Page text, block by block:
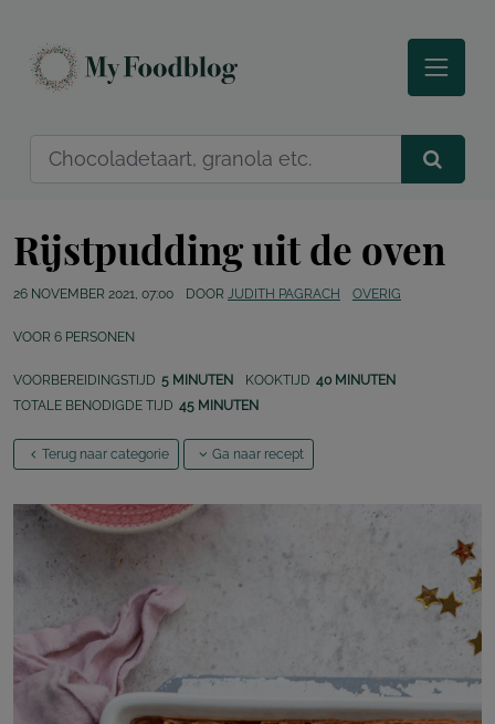
Rijstpudding uit de oven
26 NOVEMBER 2021, 07:00 DOOR JUDITH PAGRACH OVERIG
VOOR 6 PERSONEN
VOORBEREIDINGSTIJD 5 MINUTEN KOOKTIJD 40 MINUTEN
TOTALE BENODIGDE TIJD 45 MINUTEN
Terug naar categorie Ga naar recept